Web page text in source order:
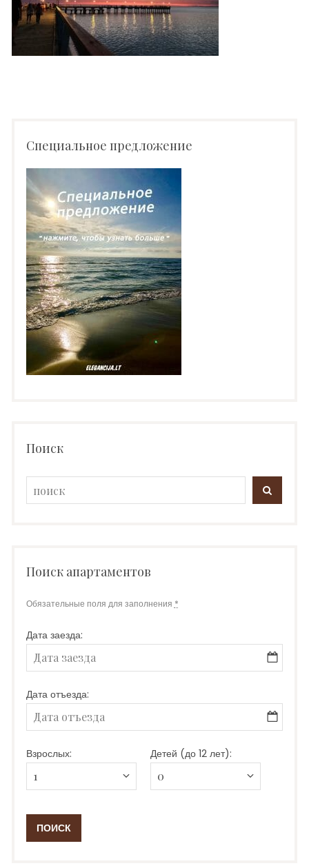
Специальное предложение
Поиск
for:
SEARCH
Поиск апартаментов
Обязательные поля для заполнения *
Дата заезда:
Дата отъезда:
Взрослых: Детей (до 12 лет):